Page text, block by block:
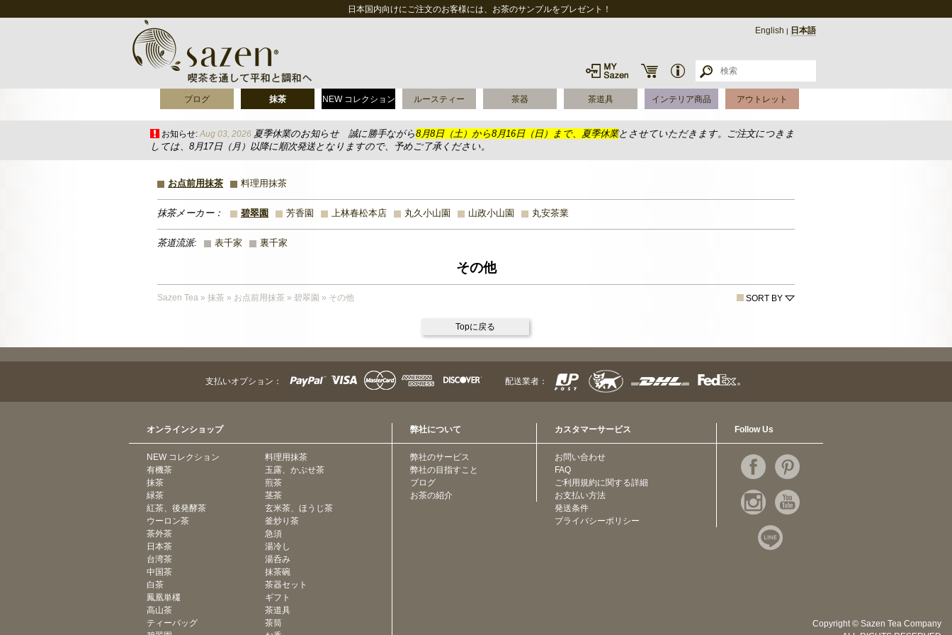
日本国内向けにご注文のお客様には、お茶のサンプルをプレゼント！
English | 日本語
ブログ 抹茶 NEW コレクション ルースティー 茶器 茶道具 インテリア商品 アウトレット
お知らせ: Aug 03, 2026 夏季休業のお知らせ 誠に勝手ながら8月8日（土）から8月16日（日）まで、夏季休業とさせていただきます。ご注文につきま
しては、8月17日（月）以降に順次発送となりますので、予めご了承ください。
お点前用抹茶 料理用抹茶
抹茶メーカー： 碧翠園 芳香園 上林春松本店 丸久小山園 山政小山園 丸安茶業
茶道流派: 表千家 裏千家
その他
Sazen Tea » 抹茶 » お点前用抹茶 » 碧翠園 » その他 SORT BY
Topに戻る
支払いオプション： 配送業者：
オンラインショップ
NEW コレクション
有機茶
抹茶
緑茶
紅茶、後発酵茶
ウーロン茶
茶外茶
日本茶
台湾茶
中国茶
白茶
鳳凰単欉
高山茶
ティーバッグ
料理用抹茶
玉露、かぶせ茶
煎茶
茎茶
玄米茶、ほうじ茶
釜炒り茶
急須
湯冷し
湯呑み
抹茶碗
茶器セット
ギフト
茶道具
茶筒
弊社について
弊社のサービス
弊社の目指すこと
ブログ
お茶の紹介
カスタマーサービス
お問い合わせ
FAQ
ご利用規約に関する詳細
お支払い方法
発送条件
プライバシーポリシー
Follow Us
Copyright © Sazen Tea Company